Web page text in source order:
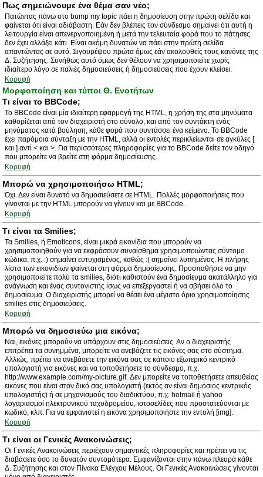
Πως σημειώνουμε ένα θέμα σαν νέο;
Πατώντας πάνω στο bump my topic πάει η δημοσίευση στην πρώτη σελίδα και
φαίνεται ότι είναι αδιάβαστη. Εάν δεν βλέπεις τον σύνδεσμο σημαίνει ότι αυτή η
λειτουργία είναι απενεργοποιημένη ή μετά την τελευταία φορά που το πάτησες
δεν έχει αλλάξει κάτι. Είναι ακόμη δυνατών να πάει στην πρώτη σελίδα
απαντώντας σε αυτό. Σιγουρέψου πρώτα όμως εάν ακολουθείς τους κανόνες της
Δ. Συζήτησης. Συνήθως αυτό όμως δεν θέλουν να χρησιμοποιείτε χωρίς
ιδιαίτερο λόγο σε παλιές δημοσιεύσεις ή δημοσιεύσεις που έχουν κλείσει.
Κορυφή
Μορφοποίηση και τύποι Θ. Ενοτήτων
Τι είναι το BBCode;
Το BBCode είναι μία ιδιαίτερη εφαρμογή της HTML, η χρήση της στα μηνύματα
καθορίζεται από τον διαχειριστή στο σύνολο, και από τον συντάκτη ενός
μηνύματος κατά βούληση, κάθε φορά που συντάσσει ένα κείμενο. Το BBCode
έχει παρόμοια σύνταξη με την HTML, αλλά οι εντολές περικλείωνται σε αγκύλες [
και ] αντί < και >. Για περισσότερες πληροφορίες για το BBCode δείτε τον οδηγό
που μπορείτε να βρείτε στη φόρμα δημοσίευσης.
Κορυφή
Μπορώ να χρησιμοποιήσω HTML;
Όχι. Δεν είναι δυνατό να δημοσιεύσετε σε HTML. Πολλές μορφοποιήσεις που
γίνονται με την HTML μπορούν να γίνουν και με BBCode.
Κορυφή
Τι είναι τα Smilies;
Τα Smilies, ή Emoticons, είναι μικρά εικονίδια που μπορούν να
χρησιμοποιηθούν για να εκφράσουν συναίσθημα χρησιμοποιώντας σύντομο
κώδικα, π.χ. :) σημαίνει ευτυχισμένος, καθώς :( σημαίνει λυπημένος. Η πλήρης
λίστα των εικονιδίων φαίνεται στη φόρμα δημοσίευσης. Προσπαθήστε να μην
χρησιμοποιείτε πολύ τα smilies, διότι καθιστούν ένα δημοσίευμα ακατάλληλο για
ανάγνωση και ένας συντονιστής ίσως να επεξεργαστεί ή να σβήσει όλο το
δημοσίευμα. Ο διαχειριστής μπορεί να θέσει ένα μέγιστο όριο χρησιμοποίησης
smilies στις δημοσιεύσεις.
Κορυφή
Μπορώ να δημοσιεύω μια εικόνα;
Ναι, εικόνες μπορούν να υπάρχουν στις δημοσιεύσεις. Αν ο διαχειριστής
επιτρέπει τα συνημμένα, μπορείτε να ανεβάζετε τις εικόνες σας στο σύστημα.
Αλλιώς, πρέπει να ανεβάσετε την εικόνα σας σε κάποιο εξωτερικό κεντρικό
υπολογιστή για εικόνες και να τοποθετήσετε το σύνδεσμο, π.χ.
http://www.example.com/my-picture.gif. Δεν μπορείτε να τοποθετήσετε απευθείας
εικόνες που είναι στον δικό σας υπολογιστή (εκτός αν είναι δημόσιος κεντρικός
υπολογιστής) ή σε μηχανισμούς του διαδικτύου, π.χ. hotmail ή yahoo
λογαριασμοί ηλεκτρονικού ταχυδρομείου, ιστοσελίδες που προστατεύονται με
κωδικό, κλπ. Για να εμφανιστεί η εικόνα χρησιμοποιήστε την εντολή [img].
Κορυφή
Τι είναι οι Γενικές Ανακοινώσεις;
Οι Γενικές Ανακοινώσεις περιέχουν σημαντικές πληροφορίες και πρέπει να τις
διαβάσετε όσο το δυνατόν συντομότερα. Εμφανίζονται στην πάνω πλευρά κάθε
Δ. Συζήτησης και στον Πίνακα Ελέγχου Μέλους. Οι Γενικές Ανακοινώσεις γίνονται